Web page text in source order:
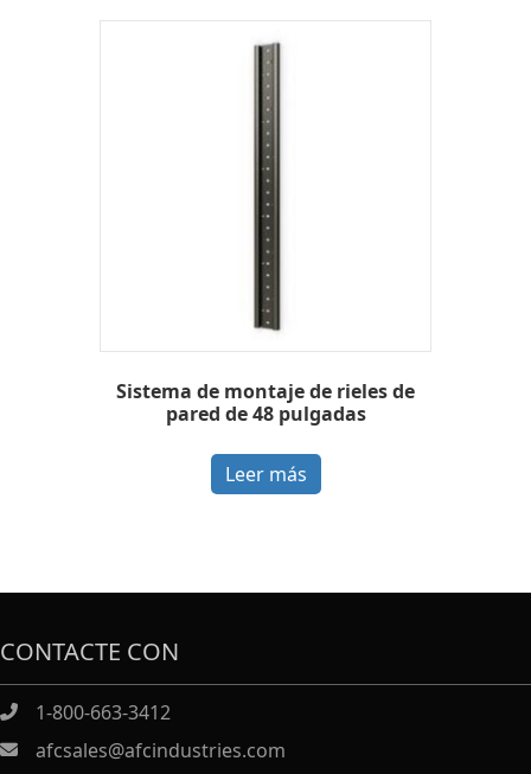
Sistema de montaje de rieles de
pared de 48 pulgadas
Leer más
CONTACTE CON
1-800-663-3412
afcsales@afcindustries.com